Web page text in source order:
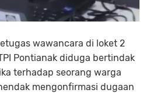
wawancara di loket 2
Pontianak diduga bertindak
terhadap seorang warga
mengonfirmasi dugaan